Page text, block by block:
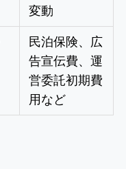
変動
民泊保険、広
告宣伝費、運
営委託初期費
用など